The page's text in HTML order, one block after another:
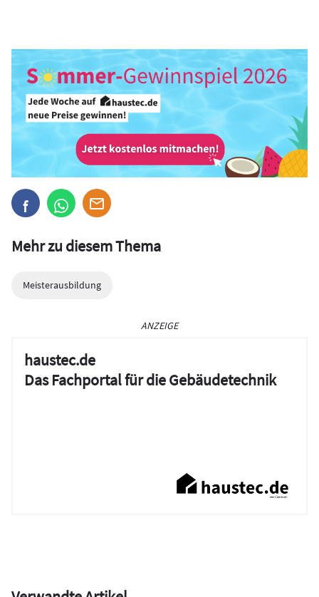
Mehr zu diesem Thema
Meisterausbildung
ANZEIGE
haustec.de
Das Fachportal für die Gebäudetechnik